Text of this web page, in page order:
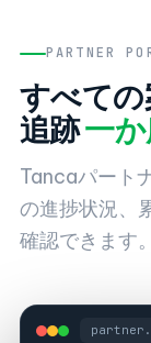
PARTNER
すべて
追跡一
Tancaパート
の進捗状況、
確認できます。